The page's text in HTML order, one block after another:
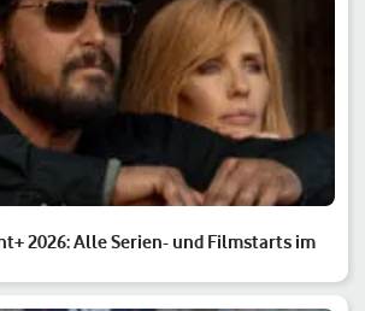
2026: Alle Serien- und Filmstarts im